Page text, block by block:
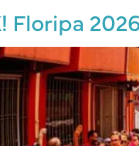
Floripa